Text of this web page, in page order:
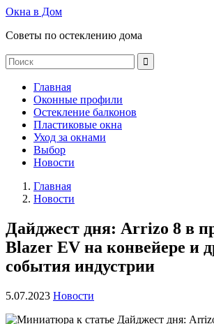
Окна в Дом
Советы по остеклению дома
Главная
Оконные профили
Остекление балконов
Пластиковые окна
Уход за окнами
Выбор
Новости
Главная
Новости
Дайджест дня: Arrizo 8 в
Blazer EV на конвейере и
события индустрии
5.07.2023 Новости